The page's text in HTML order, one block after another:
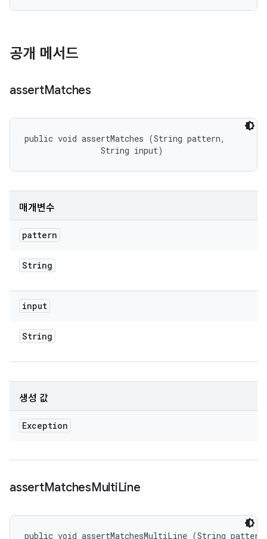
공개 메서드
assertMatches
public void assertMatches (String pattern,
                String input)
매개변수
pattern
String
input
String
생성 값
Exception
assertMatchesMultiLine
public void assertMatchesMultiLine (String